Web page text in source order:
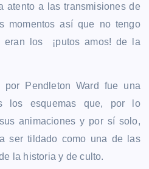
atento a las transmisiones de
momentos así que no tengo
eran los ¡putos amos! de la
Pendleton Ward fue una
los esquemas que, por lo
animaciones y por sí solo,
ser tildado como una de las
la historia y de culto.